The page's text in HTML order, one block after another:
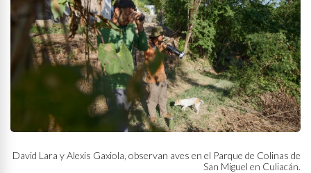
David Lara y Alexis Gaxiola, observan aves en el Parque de Colinas de
San Miguel en Culiacán.